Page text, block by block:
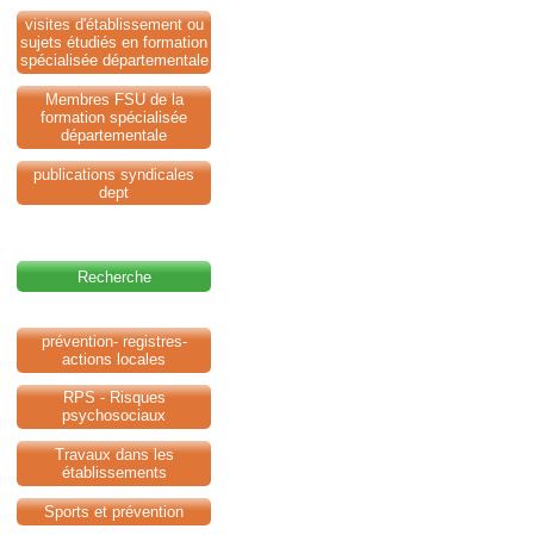
visites d'établissement ou
sujets étudiés en formation
spécialisée départementale
Membres FSU de la
formation spécialisée
départementale
publications syndicales
dept
Recherche
prévention- registres-
actions locales
RPS - Risques
psychosociaux
Travaux dans les
établissements
Sports et prévention